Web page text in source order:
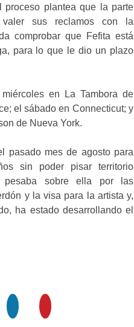
plantea que la parte
valer sus reclamos con la
comprobar que Fefita está
para lo que le dio un plazo
en La Tambora de
el sábado en Connecticut; y
de Nueva York.
pasado mes de agosto para
sin poder pisar territorio
pesaba sobre ella por las
y la visa para la artista y,
ha estado desarrollando el